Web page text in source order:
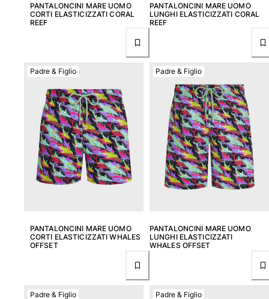
PANTALONCINI MARE UOMO
CORTI ELASTICIZZATI CORAL
REEF
PANTALONCINI MARE UOMO
LUNGHI ELASTICIZZATI CORAL
REEF
PANTALONCINI MARE UOMO
CORTI ELASTICIZZATI WHALES
OFFSET
Padre & Figlio
PANTALONCINI MARE UOMO
LUNGHI ELASTICIZZATI
WHALES OFFSET
Padre & Figlio
Padre & Figlio Padre & Figlio